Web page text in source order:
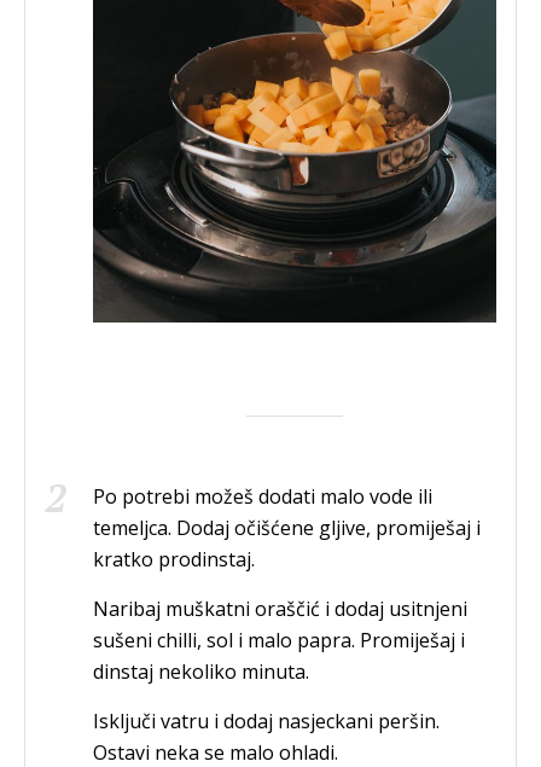
Po potrebi možeš dodati malo vode ili
temeljca. Dodaj očišćene gljive, promiješaj i
kratko prodinstaj.
Naribaj muškatni oraščić i dodaj usitnjeni
sušeni chilli, sol i malo papra. Promiješaj i
dinstaj nekoliko minuta.
Isključi vatru i dodaj nasjeckani peršin.
Ostavi neka se malo ohladi.